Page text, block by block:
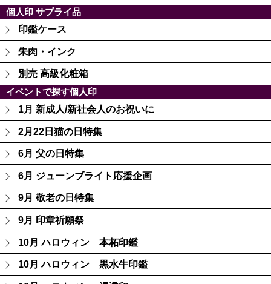
個人印 サプライ品
印鑑ケース
朱肉・インク
別売 高級化粧箱
イベントで探す個人印
1月 新成人/新社会人のお祝いに
2月22日猫の日特集
6月 父の日特集
6月 ジューンブライト応援企画
9月 敬老の日特集
9月 印章祈願祭
10月 ハロウィン 本柘印鑑
10月 ハロウィン 黒水牛印鑑